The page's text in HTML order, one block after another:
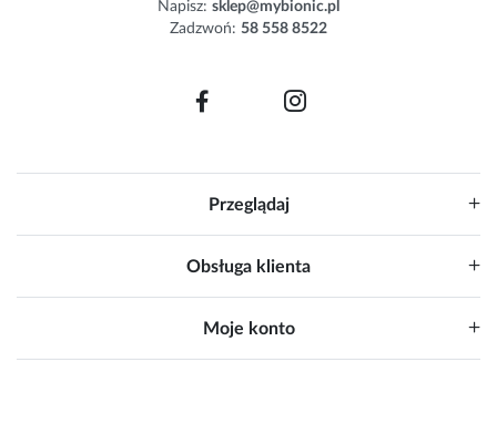
Napisz: sklep@mybionic.pl
Zadzwoń: 58 558 8522
Przeglądaj
Obsługa klienta
Moje konto